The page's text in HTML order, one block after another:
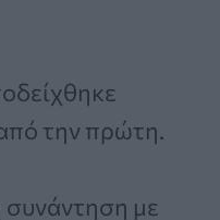
την πρώτη.
συνάντηση με